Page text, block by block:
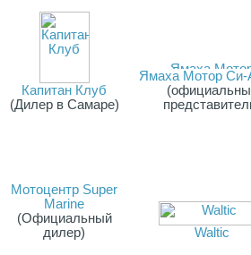
Капитан Клуб
(Дилер в Самаре)
Ямаха Мотор Си-
Мотоцентр Super
Marine
(Официальный
дилер)
Waltic